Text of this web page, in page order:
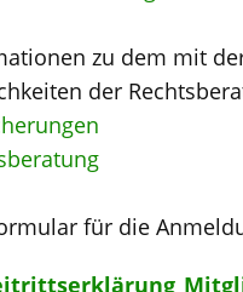
zu dem mit
der
für die